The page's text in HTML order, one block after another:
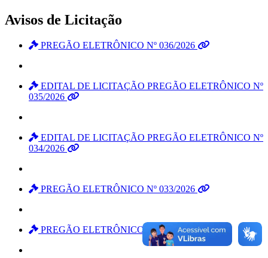
Avisos de Licitação
PREGÃO ELETRÔNICO Nº 036/2026
EDITAL DE LICITAÇÃO PREGÃO ELETRÔNICO Nº
035/2026
EDITAL DE LICITAÇÃO PREGÃO ELETRÔNICO Nº
034/2026
PREGÃO ELETRÔNICO Nº 033/2026
PREGÃO ELETRÔNICO Nº 032/2026